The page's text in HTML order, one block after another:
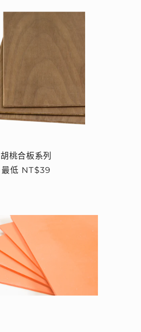
胡桃合板系列
定
最低 NT$39